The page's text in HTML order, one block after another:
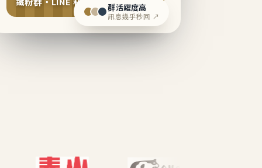
群活躍度高
訊息幾乎秒回 ↗